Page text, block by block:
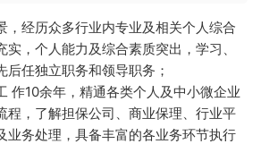
，经历众多行业内专业及相关个人综合
，个人能力及综合素质突出，学习、
任独立职务和领导职务；
作10余年，精通各类个人及中小微企业
程，了解担保公司、商业保理、行业平
业务处理，具备丰富的各业务环节执行